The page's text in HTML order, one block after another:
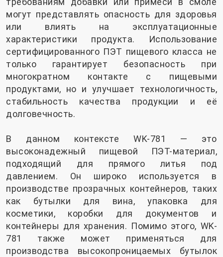
могут представлять опасность для здоровья
или влиять на эксплуатационные
характеристики продукта. Использование
сертифицированного ПЭТ пищевого класса не
только гарантирует безопасность при
многократном контакте с пищевыми
продуктами, но и улучшает технологичность,
стабильность качества продукции и её
долговечность.
В данном контексте WK-781 — это
высоконадежный пищевой ПЭТ-материал,
подходящий для прямого литья под
давлением. Он широко используется в
производстве прозрачных контейнеров, таких
как бутылки для вина, упаковка для
косметики, коробки для документов и
контейнеры для хранения. Помимо этого, WK-
781 также может применяться для
производства высокопроницаемых бутылок